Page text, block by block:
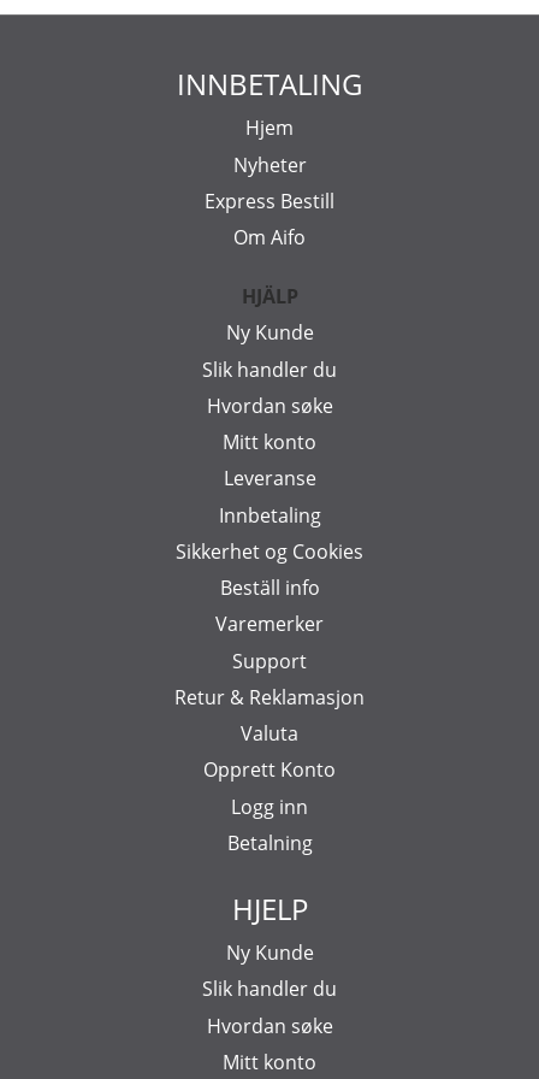
INNBETALING
Hjem
Nyheter
Express Bestill
Om Aifo
HJÄLP
Ny Kunde
Slik handler du
Hvordan søke
Mitt konto
Leveranse
Innbetaling
Sikkerhet og Cookies
Beställ info
Varemerker
Support
Retur & Reklamasjon
Valuta
Opprett Konto
Logg inn
Betalning
HJELP
Ny Kunde
Slik handler du
Hvordan søke
Mitt konto